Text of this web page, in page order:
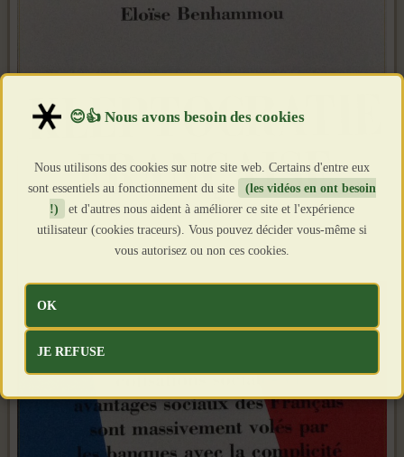
Nous utilisons des cookies sur notre site web. Certains d'entre eux
sont essentiels au fonctionnement du site
(les vidéos en ont besoin
!)
et d'autres nous aident à améliorer ce site et l'expérience
utilisateur (cookies traceurs). Vous pouvez décider vous-même si
vous autorisez ou non ces cookies.
OK
JE REFUSE